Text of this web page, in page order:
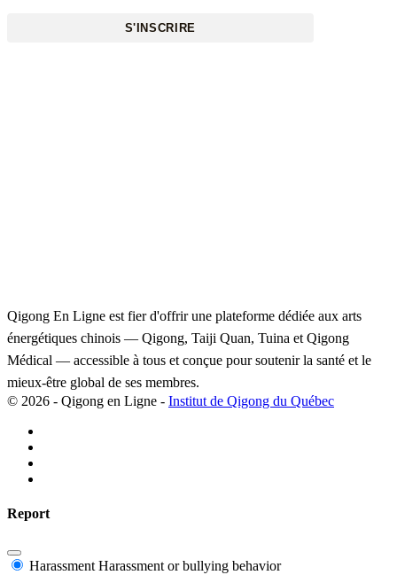
S'INSCRIRE
Qigong En Ligne est fier d'offrir une plateforme dédiée aux arts
énergétiques chinois — Qigong, Taiji Quan, Tuina et Qigong
Médical — accessible à tous et conçue pour soutenir la santé et le
mieux-être global de ses membres.
© 2026 - Qigong en Ligne - Institut de Qigong du Québec
Report
Harassment Harassment or bullying behavior